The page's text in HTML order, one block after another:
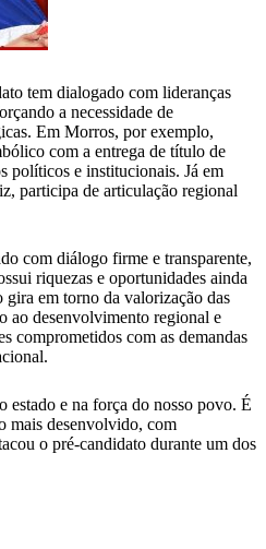
tem dialogado com lideranças
a necessidade de
Em Morros, por exemplo,
com a entrega de título de
políticos e institucionais. Já em
participa de articulação regional
com diálogo firme e transparente,
riquezas e oportunidades ainda
gira em torno da valorização das
ao desenvolvimento regional e
comprometidos com as demandas
estado e na força do nosso povo. É
mais desenvolvido, com
o pré-candidato durante um dos